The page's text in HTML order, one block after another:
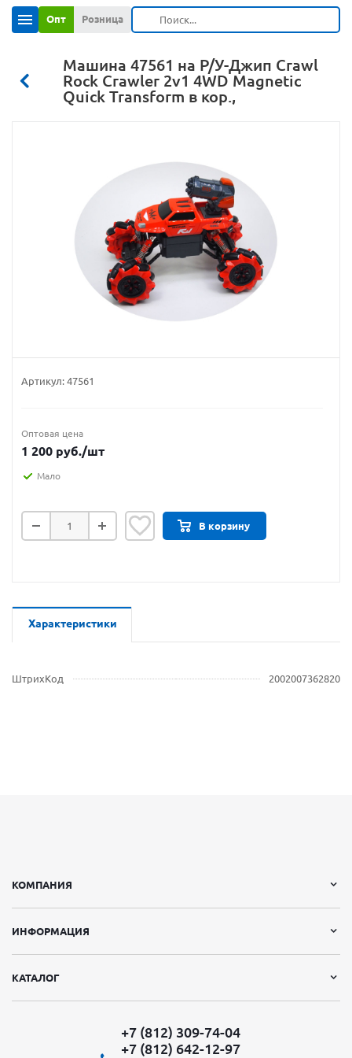
Опт Розница
Машина 47561 на Р/У-Джип Crawl
Rock Crawler 2v1 4WD Magnetic
Quick Transform в кор.,
Артикул: 47561
Оптовая цена
1 200 руб./шт
Мало
В корзину
Характеристики
ШтрихКод 2002007362820
КОМПАНИЯ
ИНФОРМАЦИЯ
КАТАЛОГ
+7 (812) 309-74-04
+7 (812) 642-12-97